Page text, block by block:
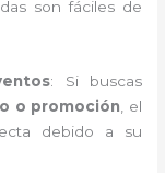
son fáciles de
: Si buscas
o promoción , el
debido a su